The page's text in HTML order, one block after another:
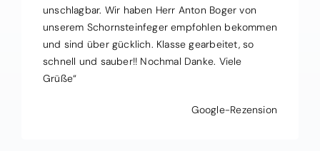
unschlagbar. Wir haben Herr Anton Boger von
unserem Schornsteinfeger empfohlen bekommen
und sind über gücklich. Klasse gearbeitet, so
schnell und sauber!! Nochmal Danke. Viele
Grüße“
Google-Rezension